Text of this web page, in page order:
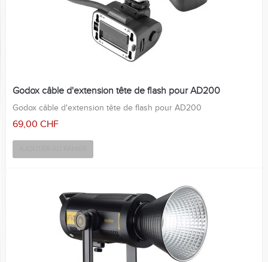
Godox câble d'extension tête de flash pour AD200
Godox câble d'extension tête de flash pour AD200
69,00 CHF